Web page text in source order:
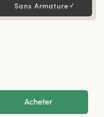
Sans Armature✓
Acheter